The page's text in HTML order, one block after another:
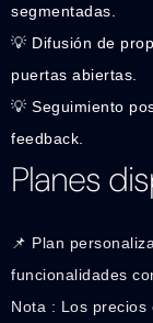
segmentadas.
💡 Difusión de
puertas abiertas.
💡 Seguimiento
feedback.
Planes
📌 Plan
funcionalidades
Nota : Los precios